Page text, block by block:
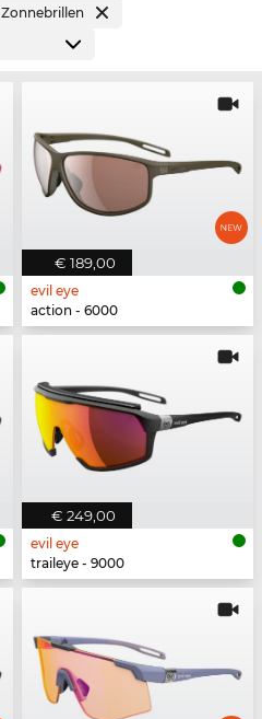
Zonnebrillen
€ 189,00
evil eye
action - 6000
€ 249,00
evil eye
traileye - 9000